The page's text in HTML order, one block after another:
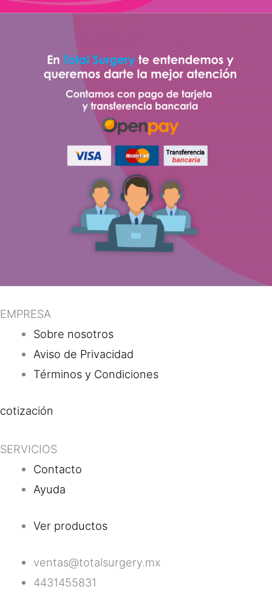
EMPRESA
Sobre nosotros
Aviso de Privacidad
Términos y Condiciones
cotización
SERVICIOS
Contacto
Ayuda
Ver productos
ventas@totalsurgery.mx
4431455831